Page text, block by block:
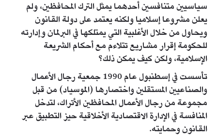
سياسيين متنافسين أحدهما يمثل الترك المحافظين، ولم
يعلن مشروعا إسلاميا ولكنه يعتمد على دولة القانون
ويحاول من خلال الأغلبية التي يمتلكها في البرلمان وإدارته
للحكومة إقرار مشاريع تتلاءم مع أحكام الشريعة
الإسلامية، ولكن كيف يمكن ذلك؟
تأسست في إسطنبول عام 1990 جمعية رجال الأعمال
والصناعيين المستقلين واختصارها (الموسياد) من قبل
مجموعة من رجال الأعمال المحافظين الأتراك، لتدخل
المنافسة في الإدارة الاقتصادية الأخلاقية حيز التطبيق عبر
القانون وحمايته.